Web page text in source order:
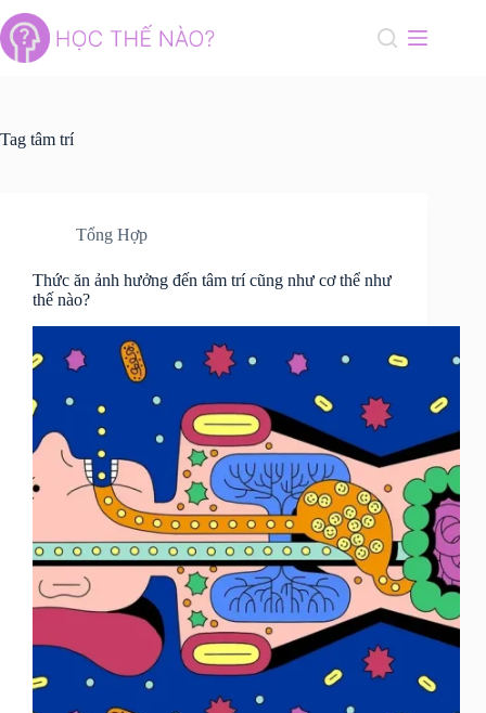
to
content
Tag tâm trí
Tổng Hợp
Thức ăn ảnh hưởng đến tâm trí cũng như cơ thể như
thế nào?